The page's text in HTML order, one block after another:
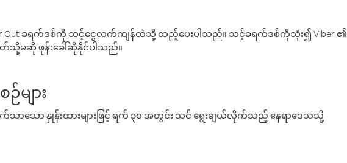
ခရက်ဒစ်ကို သင့်ငွေလက်ကျန်ထဲသို့ ထည့်ပေးပါသည်။ သင့်ခရက်ဒစ်ကိုသုံး၍ Viber ၏
တ်သို့မဆို ဖုန်းခေါ်ဆိုနိုင်ပါသည်။
များ
ာသော နှုန်းထားများဖြင့် ရက် ၃၀ အတွင်း သင် ရွေးချယ်လိုက်သည့် နေရာဒေသသို့